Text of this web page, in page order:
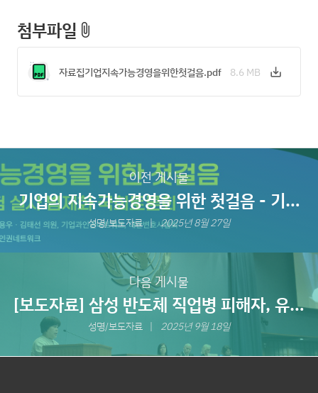
첨부파일 attach_file
자료집기업지속가능경영을위한첫걸음.pdf 8.6 MB Download
save_alt
이전 게시물
기업의 지속가능경영을 위한 첫걸음 - 기업
인권·환경 위험 실사 법제화 국회토론회 개최
성명/보도자료 2025년 8월 27일
다음 게시물
[보도자료] 삼성 반도체 직업병 피해자, 유엔
아시아-태평양 기업과 인권 포럼 개회식에서
노동자의 알권리 보장, 기업 인권환경실사법
성명/보도자료 2025년 9월 18일